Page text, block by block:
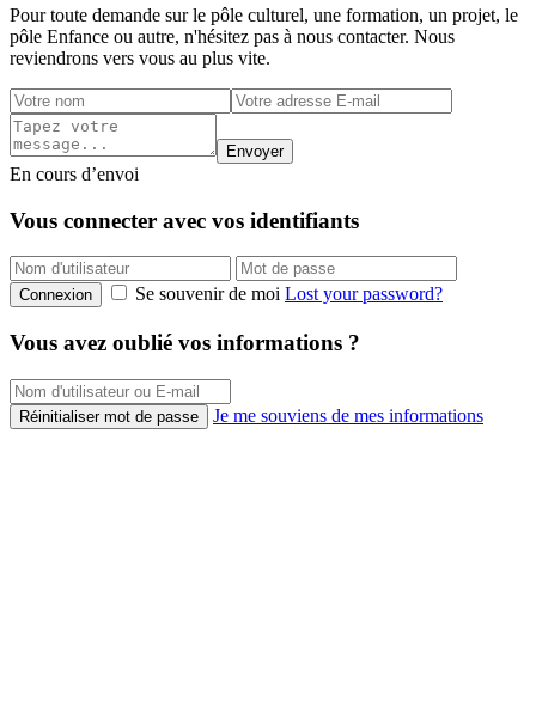
Pour toute demande sur le pôle culturel, une formation, un projet, le
pôle Enfance ou autre, n'hésitez pas à nous contacter. Nous
reviendrons vers vous au plus vite.
Envoyer
En cours d’envoi
Vous connecter avec vos identifiants
Connexion Se souvenir de moi Lost your password?
Vous avez oublié vos informations ?
Réinitialiser mot de passe Je me souviens de mes informations